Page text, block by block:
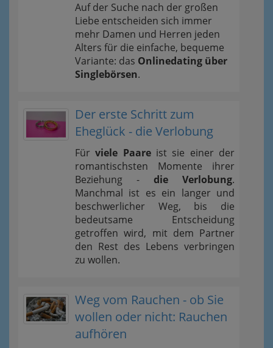
Auf der Suche nach der großen
Liebe entscheiden sich immer
mehr Damen und Herren jeden
Alters für die einfache, bequeme
Variante: das Onlinedating über
Singlebörsen.
Der erste Schritt zum
Eheglück - die Verlobung
Fürviele Paareist sie einer der
romantischsten Momente ihrer
Beziehung - die Verlobung.
Manchmal ist es ein langer und
beschwerlicher Weg, bis die
bedeutsame Entscheidung
getroffen wird, mit dem Partner
den Rest des Lebens verbringen
zu wollen.
Weg vom Rauchen - ob Sie
wollen oder nicht: Rauchen
aufhören